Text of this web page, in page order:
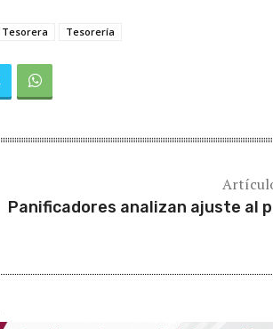
Tesorera Tesorería
Panificadores analizan ajuste al